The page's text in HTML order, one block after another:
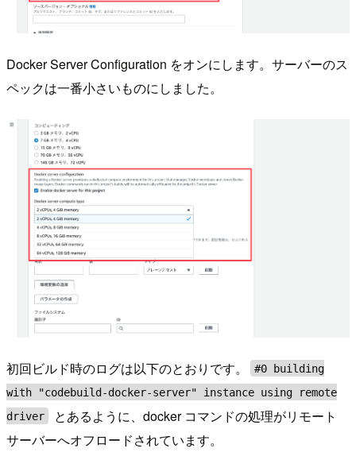
Docker Server Configuration をオンにします。サーバーのス
ペックは一番小さいものにしました。
初回ビルド時のログは以下のとおりです。
#0 building
with "codebuild-docker-server" instance using remote
driver
とあるように、docker コマンドの処理がリモート
サーバーへオフロードされています。